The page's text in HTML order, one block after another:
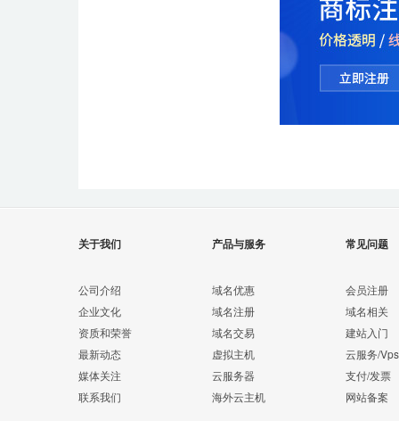
关于我们
公司介绍
企业文化
资质和荣誉
最新动态
媒体关注
联系我们
产品与服务
域名优惠
域名注册
域名交易
虚拟主机
云服务器
海外云主机
常见问题
会员注册
域名相关
建站入门
云服务/Vps
支付/发票
网站备案